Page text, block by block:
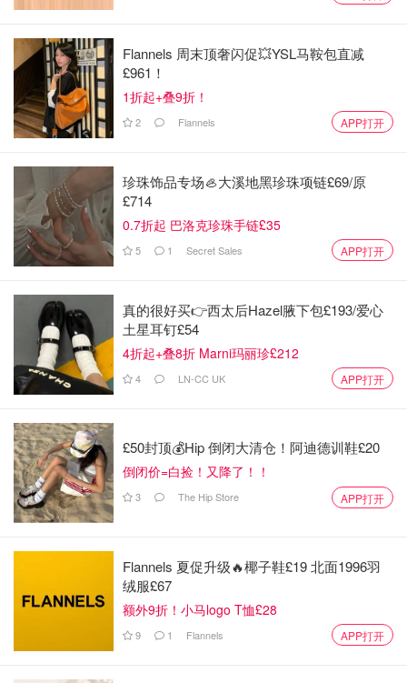
一种是小火锅，适合一个人或者两个人左右，这个就比较单
调，只能选择一种汤底，一个人吃就比较好解决，两个人就
要商量下…各有各的好处！
Flannels 周末顶奢闪促💥YSL马鞍包直减
£961！
1折起+叠9折！
2 Flannels APP打开
珍珠饰品专场🦪大溪地黑珍珠项链£69/原
£714
0.7折起 巴洛克珍珠手链£35
5 1 Secret Sales APP打开
真的很好买👉西太后Hazel腋下包£193/爱心
土星耳钉£54
4折起+叠8折 Marni玛丽珍£212
4 LN-CC UK APP打开
£50封顶💰Hip 倒闭大清仓！阿迪德训鞋£20
倒闭价=白捡！又降了！！
3 The Hip Store APP打开
Flannels 夏促升级🔥椰子鞋£19 北面1996羽
绒服£67
额外9折！小马logo T恤£28
9 1 Flannels APP打开